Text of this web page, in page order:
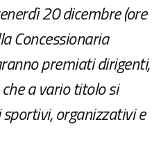
20 dicembre (ore
Concessionaria
premiati dirigenti,
a vario titolo si
organizzativi e